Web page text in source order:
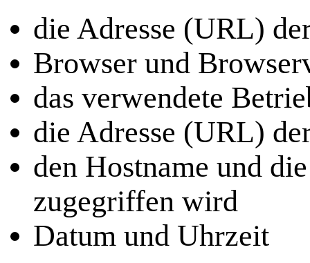
die Adresse (URL)
Browser und
das verwendete
die Adresse (URL)
den Hostname und
zugegriffen wird
Datum und Uhrzeit